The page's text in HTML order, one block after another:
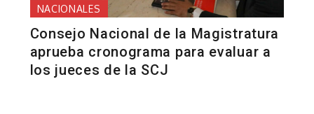
NACIONALES
Consejo Nacional de la Magistratura
aprueba cronograma para evaluar a
los jueces de la SCJ